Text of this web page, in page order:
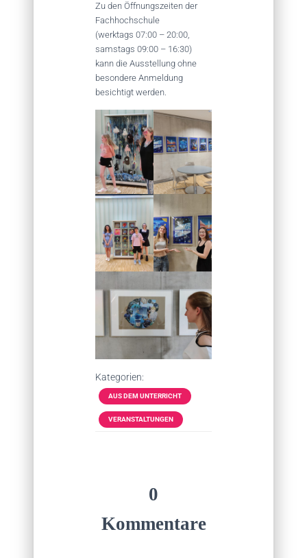
Zu den Öffnungszeiten der
Fachhochschule
(werktags 07:00 – 20:00,
samstags 09:00 – 16:30)
kann die Ausstellung ohne
besondere Anmeldung
besichtigt werden.
Kategorien:
AUS DEM UNTERRICHT
VERANSTALTUNGEN
0
Kommentare